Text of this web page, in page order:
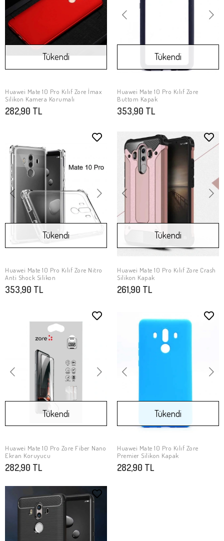
Stokta Yok
Tükendi
Huawei Mate 10 Pro Kılıf Zore İmax
Silikon Kamera Korumalı
282,90 TL
Stokta Yok
Tükendi
Huawei Mate 10 Pro Kılıf Zore
Buttom Kapak
353,90 TL
Stokta Yok
Tükendi
Huawei Mate 10 Pro Kılıf Zore Nitro
Anti Shock Silikon
353,90 TL
Stokta Yok
Tükendi
Huawei Mate 10 Pro Kılıf Zore Crash
Silikon Kapak
261,90 TL
Stokta Yok
Tükendi
Huawei Mate 10 Pro Zore Fiber Nano
Ekran Koruyucu
282,90 TL
Stokta Yok
Tükendi
Huawei Mate 10 Pro Kılıf Zore
Premier Silikon Kapak
282,90 TL